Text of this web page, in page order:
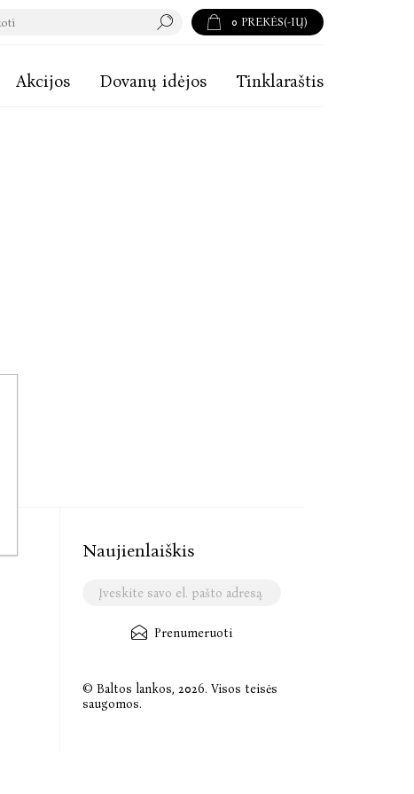
0 PREKĖS(-IŲ)
Akcijos Dovanų idėjos Tinklaraštis
Naujienlaiškis
Prenumeruoti
© Baltos lankos, 2026. Visos teisės
saugomos.